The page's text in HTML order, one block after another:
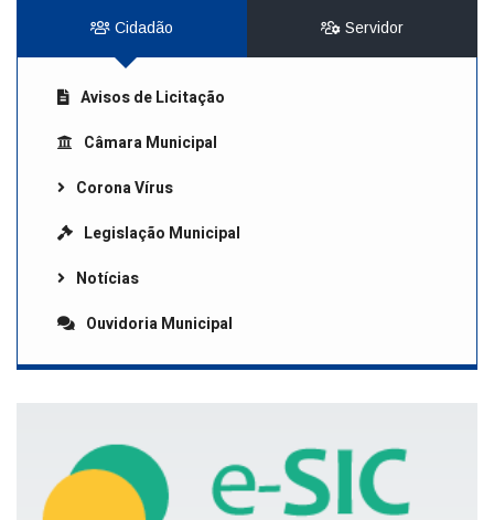
Cidadão Servidor
Avisos de Licitação
Câmara Municipal
Corona Vírus
Legislação Municipal
Notícias
Ouvidoria Municipal